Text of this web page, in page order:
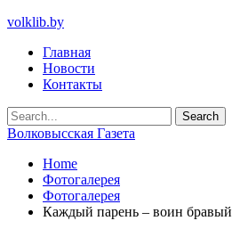
volklib.by
Главная
Новости
Контакты
Волковысская Газета
Home
Фотогалерея
Фотогалерея
Каждый парень – воин бравый